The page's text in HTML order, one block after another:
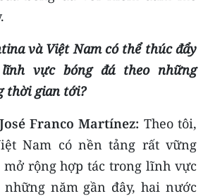
và Việt Nam có thể thúc đẩy
vực bóng đá theo những
thời gian tới?
Franco Martínez: Theo tôi,
Nam có nền tảng rất vững
mở rộng hợp tác trong lĩnh vực
những năm gần đây, hai nước